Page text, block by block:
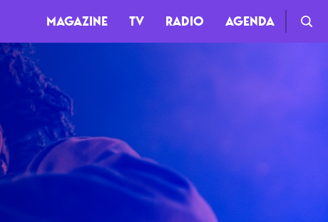
MAGAZINE TV RADIO AGENDA
Clips
Live
Documentaires